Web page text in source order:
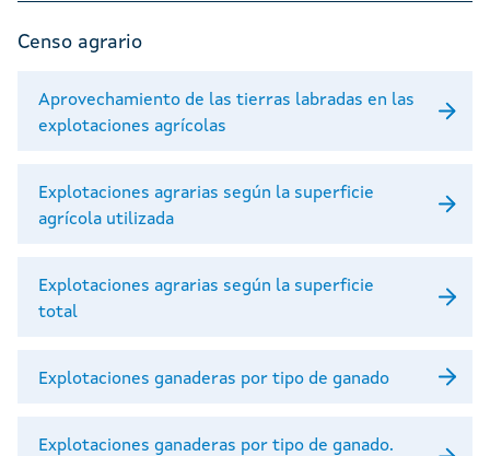
Censo agrario
Aprovechamiento de las tierras labradas en las
explotaciones agrícolas
Explotaciones agrarias según la superficie
agrícola utilizada
Explotaciones agrarias según la superficie
total
Explotaciones ganaderas por tipo de ganado
Explotaciones ganaderas por tipo de ganado.